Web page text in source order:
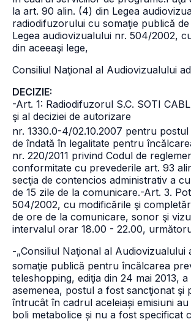
la art. 90 alin. (4) din Legea
radiodifuzorului cu somaţie publică
Legea audiovizualului nr. 504/2002,
din aceeaşi lege,
Consiliul Naţional al Audiovizualului
DECIZIE:
-Art. 1: Radiodifuzorul S.C. SOTI
şi al deciziei de autorizare
nr. 1330.0-4/02.10.2007 pentru
de îndată în legalitate pentru
nr. 220/2011 privind Codul de
conformitate cu prevederile art. 93
secţia de contencios administrativ a
de 15 zile de la comunicare.-Art. 3.
504/2002, cu modificările şi
de ore de la comunicare, sonor şi
intervalul orar 18.00 - 22.00,
-„Consiliul Naţional al
somaţie publică pentru încălcarea
teleshopping, ediţia din 24 mai 2013,
asemenea, postul a fost sancţionat şi
întrucât în cadrul aceleiași emisiuni au
boli metabolice și nu a fost specificat